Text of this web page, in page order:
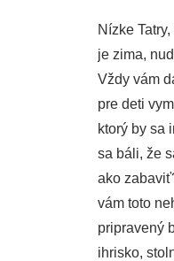
Nízke
je zima,
Vždy vám
pre deti
ktorý by sa
sa báli, že
ako
vám toto
pripravený
ihrisko,